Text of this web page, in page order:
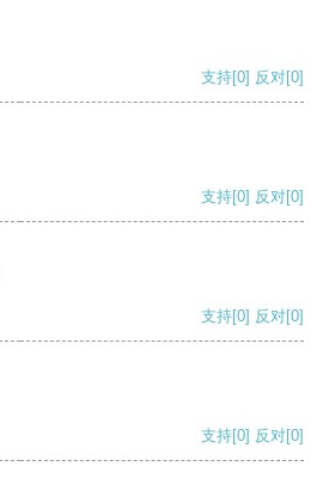
支持[0] 反对[0]
支持[0] 反对[0]
支持[0] 反对[0]
支持[0] 反对[0]